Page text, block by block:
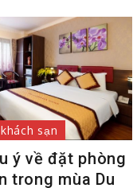
sạn
ý về đặt phòng
trong mùa Du